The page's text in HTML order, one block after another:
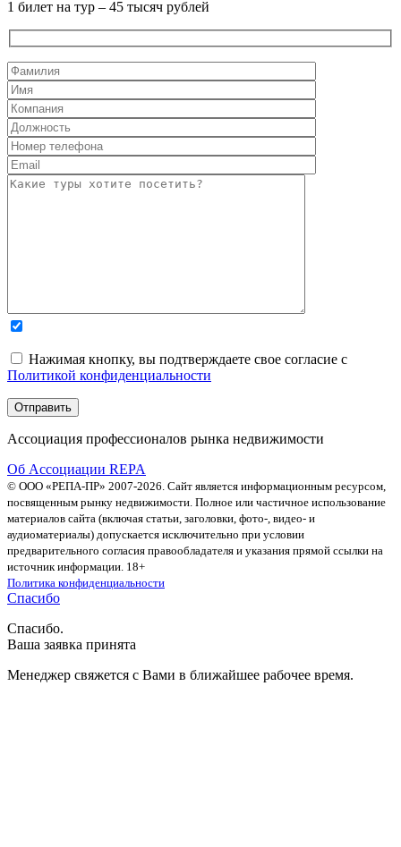
1 билет на тур – 45 тысяч рублей
Нажимая кнопку, вы подтверждаете свое согласие с
Политикой конфиденциальности
Ассоциация профессионалов рынка недвижимости
Об Ассоциации REPA
© ООО «РЕПА-ПР» 2007-2026. Сайт является информационным ресурсом,
посвященным рынку недвижимости. Полное или частичное использование
материалов сайта (включая статьи, заголовки, фото-, видео- и
аудиоматериалы) допускается исключительно при условии
предварительного согласия правообладателя и указания прямой ссылки на
источник информации. 18+
Политика конфиденциальности
Спасибо
Спасибо.
Ваша заявка принята
Менеджер свяжется с Вами в ближайшее рабочее время.